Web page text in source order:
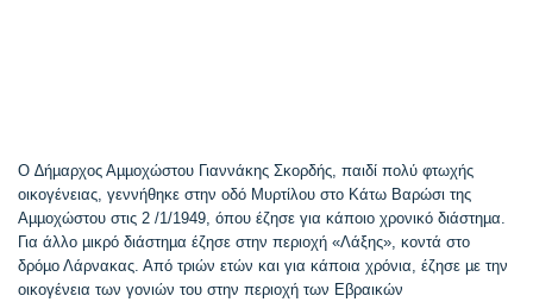
Ο ∆ήµαρχος Αµµοχώστου Γιαννάκης Σκορδής, παιδί πολύ φτωχής
οικογένειας, γεννήθηκε στην οδό Μυρτίλου στο Κάτω Βαρώσι της
Αµµοχώστου στις 2 /1/1949, όπου έζησε για κάποιο χρονικό διάστηµα.
Για άλλο µικρό διάστηµα έζησε στην περιοχή «Λάξης», κοντά στο
δρόµο Λάρνακας. Από τριών ετών και για κάποια χρόνια, έζησε µε την
οικογένεια των γονιών του στην περιοχή των Εβραικών